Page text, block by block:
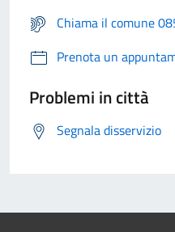
Chiama il comune
Prenota un
Problemi in città
Segnala disservizio